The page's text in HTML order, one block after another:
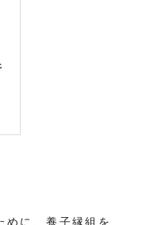
に、養子縁組を